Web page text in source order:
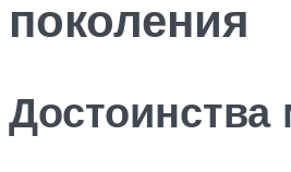
поколения
Достоинства